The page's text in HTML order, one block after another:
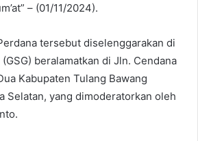
– (01/11/2024).
tersebut diselenggarakan di
beralamatkan di Jln. Cendana
Kabupaten Tulang Bawang
Selatan, yang dimoderatorkan oleh